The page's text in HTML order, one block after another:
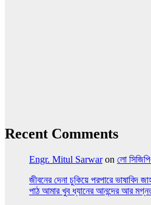
Recent Comments
Engr. Mitul Sarwaron লো
জীবনের দেনা চুকিয়ে পরপারে ভাষাবিদ
পাঠ আমার খুব ধ্যানের আনন্দের আর